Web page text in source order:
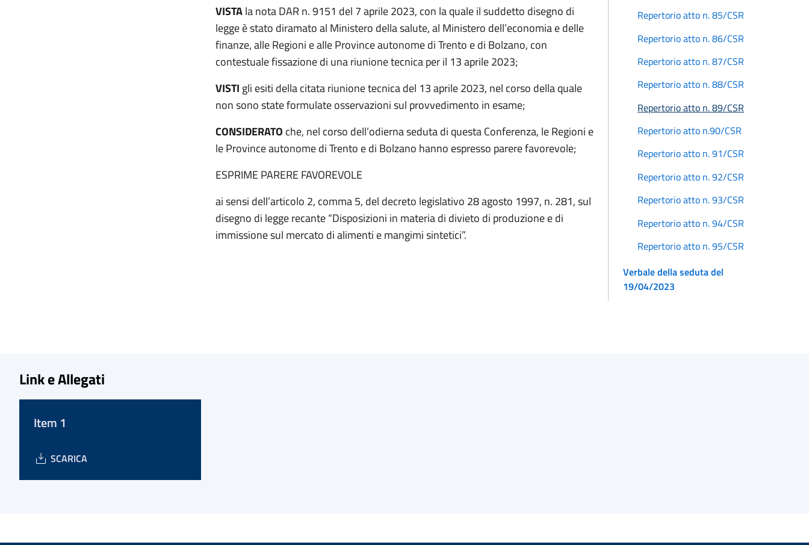
VISTAla nota DAR n. 9151 del 7 aprile 2023, con la quale il suddetto disegno di
legge è stato diramato al Ministero della salute, al Ministero dell’economia e delle
finanze, alle Regioni e alle Province autonome di Trento e di Bolzano, con
contestuale fissazione di una riunione tecnica per il 13 aprile 2023;
VISTI gli esiti della citata riunione tecnica del 13 aprile 2023, nel corso della quale
non sono state formulate osservazioni sul provvedimento in esame;
CONSIDERATO che, nel corso dell’odierna seduta di questa Conferenza, le Regioni e
le Province autonome di Trento e di Bolzano hanno espresso parere favorevole;
ESPRIME PARERE FAVOREVOLE
ai sensi dell’articolo 2, comma 5, del decreto legislativo 28 agosto 1997, n. 281, sul
disegno di legge recante “Disposizioni in materia di divieto di produzione e di
immissione sul mercato di alimenti e mangimi sintetici”.
Repertorio atto n. 85/CSR
Repertorio atto n. 86/CSR
Repertorio atto n. 87/CSR
Repertorio atto n. 88/CSR
Repertorio atto n. 89/CSR
Repertorio atto n.90/CSR
Repertorio atto n. 91/CSR
Repertorio atto n. 92/CSR
Repertorio atto n. 93/CSR
Repertorio atto n. 94/CSR
Repertorio atto n. 95/CSR
Verbale della seduta del
19/04/2023
Link e Allegati
Item 1
SCARICA